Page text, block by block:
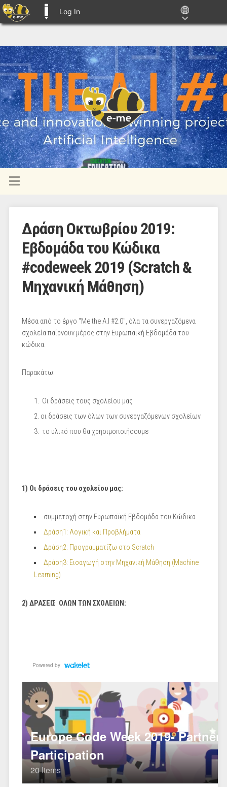
Log In
Δράση Οκτωβρίου 2019:
Εβδομάδα του Κώδικα
#codeweek 2019 (Scratch &
Μηχανική Μάθηση)
Μέσα από το έργο "Me the A.I #2.0", όλα τα συνεργαζόμενα
σχολεία παίρνουν μέρος στην Ευρωπαϊκή Εβδομάδα του
κώδικα.
Παρακάτω:
Οι δράσεις τους σχολείου μας
οι δράσεις των όλων των συνεργαζόμενων σχολείων
το υλικό που θα χρησιμοποιήσουμε
1) Οι δράσεις του σχολείου μας:
συμμετοχή στην Ευρωπαϊκή Εβδομάδα του Κώδικα
Δράση1: Λογική και Προβλήματα
Δράση2: Προγραμματίζω στο Scratch
Δράση3: Εισαγωγή στην Μηχανική Μάθηση (Machine
Learning)
2) ΔΡΑΣΕΙΣ ΟΛΩΝ ΤΩΝ ΣΧΟΛΕΙΩΝ: